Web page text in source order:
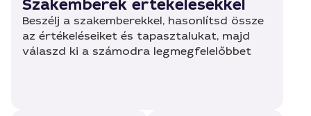
Szakemberek értékelésekkel
Beszélj a szakemberekkel, hasonlítsd össze
az értékeléseiket és tapasztalukat, majd
válaszd ki a számodra legmegfelelőbbet